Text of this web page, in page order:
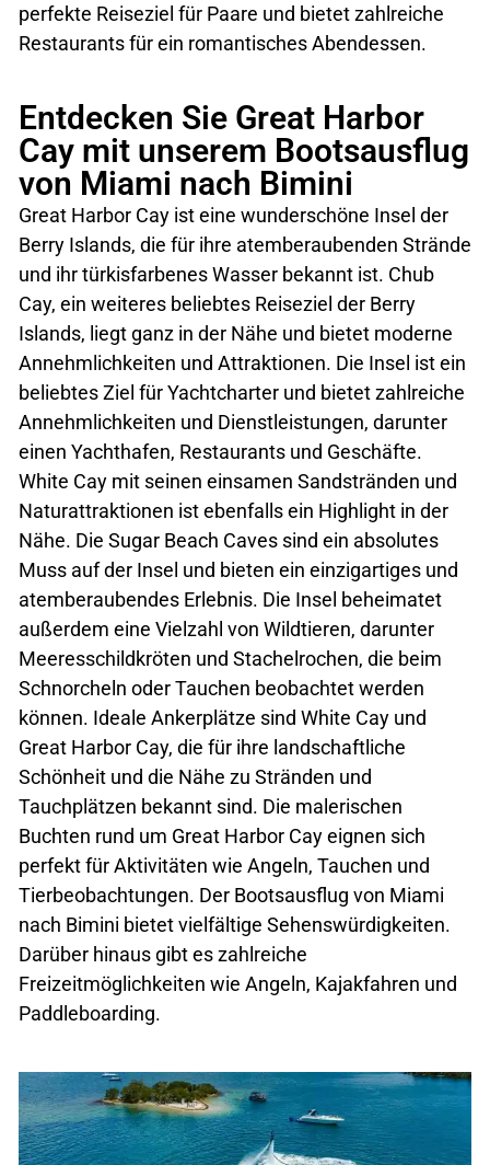
perfekte Reiseziel für Paare und bietet zahlreiche
Restaurants für ein romantisches Abendessen.
Entdecken Sie Great Harbor
Cay mit unserem Bootsausflug
von Miami nach Bimini
Great Harbor Cay ist eine wunderschöne Insel der
Berry Islands, die für ihre atemberaubenden Strände
und ihr türkisfarbenes Wasser bekannt ist. Chub
Cay, ein weiteres beliebtes Reiseziel der Berry
Islands, liegt ganz in der Nähe und bietet moderne
Annehmlichkeiten und Attraktionen. Die Insel ist ein
beliebtes Ziel für Yachtcharter und bietet zahlreiche
Annehmlichkeiten und Dienstleistungen, darunter
einen Yachthafen, Restaurants und Geschäfte.
White Cay mit seinen einsamen Sandstränden und
Naturattraktionen ist ebenfalls ein Highlight in der
Nähe. Die Sugar Beach Caves sind ein absolutes
Muss auf der Insel und bieten ein einzigartiges und
atemberaubendes Erlebnis. Die Insel beheimatet
außerdem eine Vielzahl von Wildtieren, darunter
Meeresschildkröten und Stachelrochen, die beim
Schnorcheln oder Tauchen beobachtet werden
können. Ideale Ankerplätze sind White Cay und
Great Harbor Cay, die für ihre landschaftliche
Schönheit und die Nähe zu Stränden und
Tauchplätzen bekannt sind. Die malerischen
Buchten rund um Great Harbor Cay eignen sich
perfekt für Aktivitäten wie Angeln, Tauchen und
Tierbeobachtungen. Der Bootsausflug von Miami
nach Bimini bietet vielfältige Sehenswürdigkeiten.
Darüber hinaus gibt es zahlreiche
Freizeitmöglichkeiten wie Angeln, Kajakfahren und
Paddleboarding.